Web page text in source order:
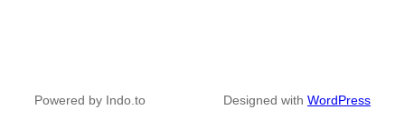
Powered by Indo.to Designed with WordPress